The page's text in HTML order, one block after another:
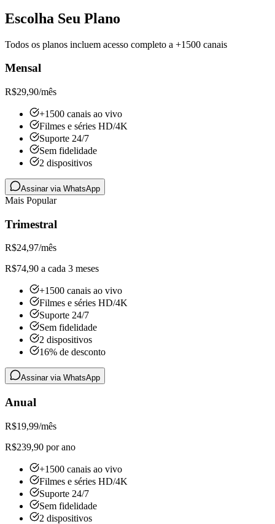
Escolha Seu Plano
Todos os planos incluem acesso completo a +1500 canais
Mensal
R$29,90/mês
+1500 canais ao vivo
Filmes e séries HD/4K
Suporte 24/7
Sem fidelidade
2 dispositivos
Assinar via WhatsApp
Mais Popular
Trimestral
R$24,97/mês
R$74,90 a cada 3 meses
+1500 canais ao vivo
Filmes e séries HD/4K
Suporte 24/7
Sem fidelidade
2 dispositivos
16% de desconto
Assinar via WhatsApp
Anual
R$19,99/mês
R$239,90 por ano
+1500 canais ao vivo
Filmes e séries HD/4K
Suporte 24/7
Sem fidelidade
2 dispositivos